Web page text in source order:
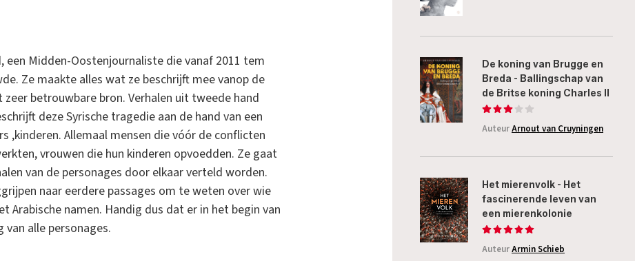
een Midden-Oostenjournaliste die vanaf 2011 tem
Ze maakte alles wat ze beschrijft mee vanop de
betrouwbare bron. Verhalen uit tweede hand
deze Syrische tragedie aan de hand van een
,kinderen. Allemaal mensen die vóór de conflicten
vrouwen die hun kinderen opvoedden. Ze gaat
van de personages door elkaar verteld worden.
naar eerdere passages om te weten over wie
namen. Handig dus dat er in het begin van
alle personages.
De koning van Brugge en
Breda - Ballingschap van
de Britse koning Charles II
AuteurArnout van Cruyningen
Het mierenvolk - Het
fascinerende leven van
een mierenkolonie
AuteurArmin Schieb